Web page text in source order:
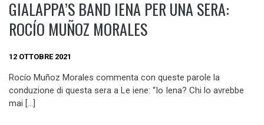
GIALAPPA’S BAND IENA PER UNA SERA:
ROCÍO MUÑOZ MORALES
12 OTTOBRE 2021
Rocío Muñoz Morales commenta con queste parole la
conduzione di questa sera a Le iene: “Io Iena? Chi lo avrebbe
mai […]